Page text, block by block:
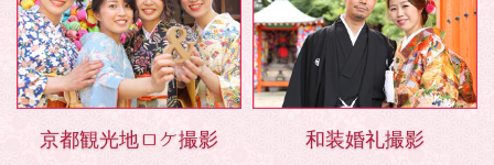
京都観光地ロケ撮影 和装婚礼撮影